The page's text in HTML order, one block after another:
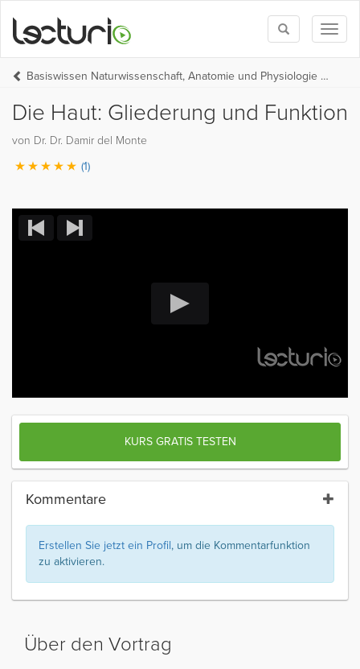
Toggle
search
Basiswissen Naturwissenschaft, Anatomie und Physiologie (BW Medizin Teil 1)
Die Haut: Gliederung und Funktion
von Dr. Dr. Damir del Monte
(1)
KURS GRATIS TESTEN
Kommentare
Erstellen Sie jetzt ein Profil, um die Kommentarfunktion
zu aktivieren.
Über den Vortrag